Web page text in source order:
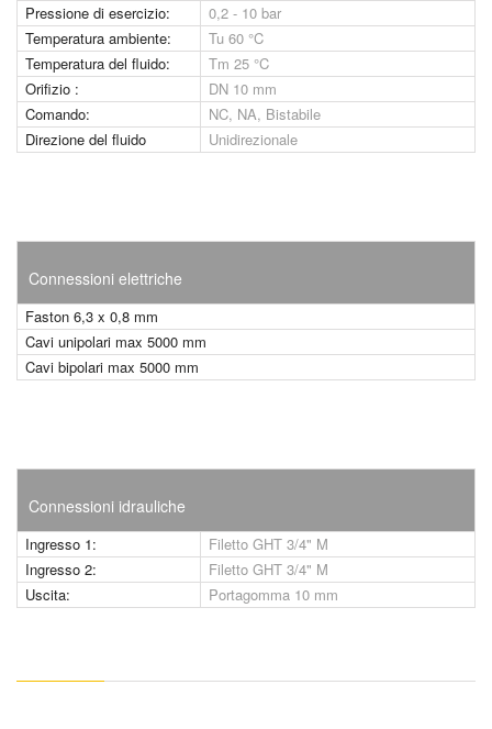
Pressione di esercizio:
0,2 - 10 bar
Temperatura ambiente:
Tu 60 °C
Temperatura del fluido:
Tm 25 °C
Orifizio :
DN 10 mm
Comando:
NC, NA, Bistabile
Direzione del fluido
Unidirezionale
Connessioni elettriche
Faston 6,3 x 0,8 mm
Cavi unipolari max 5000 mm
Cavi bipolari max 5000 mm
Connessioni idrauliche
Ingresso 1:
Filetto GHT 3/4" M
Ingresso 2:
Filetto GHT 3/4" M
Uscita:
Portagomma 10 mm